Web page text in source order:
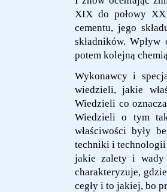
XIX do połowy
cementu, jego
składników.
potem kolejną
Wykonawcy i
wiedzieli, jakie
Wiedzieli co
Wiedzieli o tym
właściwości były
techniki i technologii
jakie zalety i wady
charakteryzuje,
cegły i to jakiej, bo